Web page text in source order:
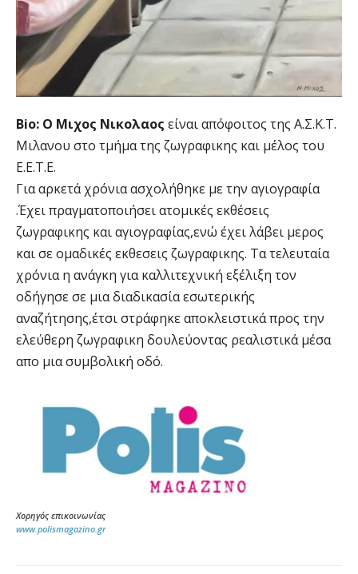
Bio: Ο Μιχος Νικολαος είναι απόφοιτος της Α.Σ.Κ.Τ.
Μιλανου στο τμήμα της ζωγραφικης και μέλος του
Ε.Ε.Τ.Ε.
Για αρκετά χρόνια ασχολήθηκε με την αγιογραφία
.Έχει πραγματοποιήσει ατομικές εκθέσεις
ζωγραφικης και αγιογραφίας,ενώ έχει λάβει μερος
και σε ομαδικές εκθεσεις ζωγραφικης. Τα τελευταία
χρόνια η ανάγκη για καλλιτεχνική εξέλιξη τον
οδήγησε σε μια διαδικασία εσωτερικής
αναζήτησης,έτσι στράφηκε αποκλειστικά προς την
ελεύθερη ζωγραφικη δουλεύοντας ρεαλιστικά μέσα
απο μια συμβολική οδό.
Χορηγός επικοινωνίας
www.polismagazino.gr